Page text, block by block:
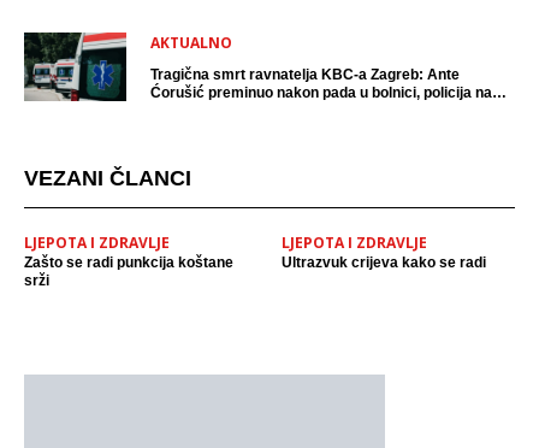
AKTUALNO
Tragična smrt ravnatelja KBC-a Zagreb: Ante
Ćorušić preminuo nakon pada u bolnici, policija na
VEZANI ČLANCI
LJEPOTA I ZDRAVLJE
Zašto se radi punkcija koštane
srži
LJEPOTA I ZDRAVLJE
Ultrazvuk crijeva kako se radi